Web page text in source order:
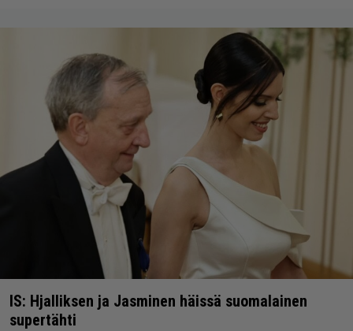
IS: Hjalliksen ja Jasminen häissä suomalainen
supertähti